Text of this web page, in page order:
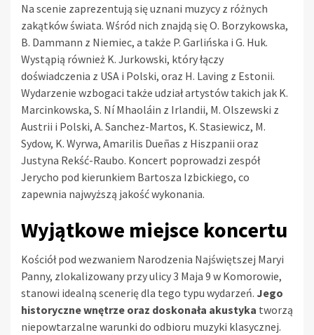
Na scenie zaprezentują się uznani muzycy z różnych
zakątków świata. Wśród nich znajdą się O. Borzykowska,
B. Dammann z Niemiec, a także P. Garlińska i G. Huk.
Wystąpią również K. Jurkowski, który łączy
doświadczenia z USA i Polski, oraz H. Laving z Estonii.
Wydarzenie wzbogaci także udział artystów takich jak K.
Marcinkowska, S. Ní Mhaoláin z Irlandii, M. Olszewski z
Austrii i Polski, A. Sanchez-Martos, K. Stasiewicz, M.
Sydow, K. Wyrwa, Amarilis Dueñas z Hiszpanii oraz
Justyna Rekść-Raubo. Koncert poprowadzi zespół
Jerycho pod kierunkiem Bartosza Izbickiego, co
zapewnia najwyższą jakość wykonania.
Wyjątkowe miejsce koncertu
Kościół pod wezwaniem Narodzenia Najświętszej Maryi
Panny, zlokalizowany przy ulicy 3 Maja 9 w Komorowie,
stanowi idealną scenerię dla tego typu wydarzeń. Jego
historyczne wnętrze oraz doskonała akustyka tworzą
niepowtarzalne warunki do odbioru muzyki klasycznej.